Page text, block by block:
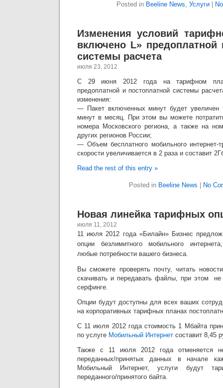
Posted in Beeline News, Услуги
Изменения условий
включено L» предоплатной
системы расчета
июля 23, 2012
С 29 июня 2012 года на тарифном
предоплатной и постоплатной системы
изменения:
— Пакет включенных минут будет увеличен
минут в месяц. При этом вы можете
номера Московского региона, а также на
других регионов России;
— Объем бесплатного мобильного интернет-
скорости увеличивается в 2 раза и составит
Read the rest of this entry »
Posted in Beeline News No
Новая линейка тарифных
июля 11, 2012
11 июля 2012 года «Билайн» Бизнес
опции безлимитного мобильного
любые потребности вашего бизнеса.
Вы сможете проверять почту, читать
скачивать и передавать файлы, при этом не
серфинге.
Опции будут доступны для всех ваших
на корпоративных тарифных планах
С 11 июля 2012 года стоимость 1 Мбайта
по услуге Мобильный Интернет составит 8,45
Также с 11 июля 2012 года отменяется
переданных/принятых данных в начале
Мобильный Интернет, услуги будут
переданного/принятого байта.